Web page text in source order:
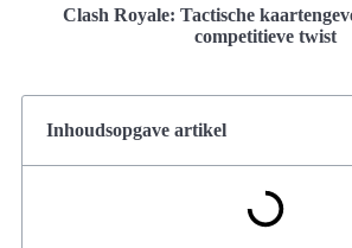
Clash Royale: Tactische
competitieve twist
Inhoudsopgave artikel